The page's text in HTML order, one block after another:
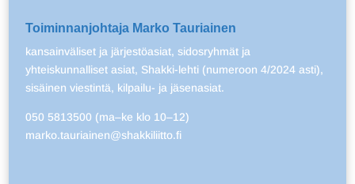
Toiminnanjohtaja Marko Tauriainen
kansainväliset ja järjestöasiat, sidosryhmät ja
yhteiskunnalliset asiat, Shakki-lehti (numeroon 4/2024 asti),
sisäinen viestintä, kilpailu- ja jäsenasiat.
050 5813500 (ma–ke klo 10–12)
marko.tauriainen@shakkiliitto.fi